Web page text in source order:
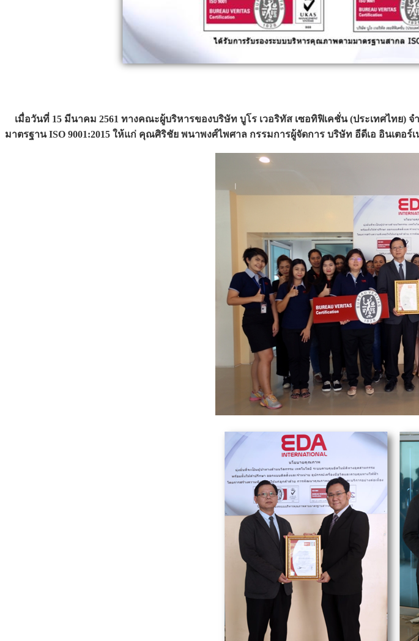
เมื่อวันที่ 15 มีนาคม 2561 ทางคณะผู้บริหารของบริษัท บูโร เวอริทัส เซอทิฟิเคชั่น (ประเทศไทย)
มาตรฐาน ISO 9001:2015 ให้แก่ คุณศิริชัย พนาพงศ์ไพศาล กรรมการผู้จัดการ บริษัท อีดีเอ อินเต